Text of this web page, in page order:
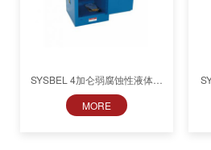
SYSBEL 4加仑弱腐蚀性液体储
存柜WA810040B
MORE